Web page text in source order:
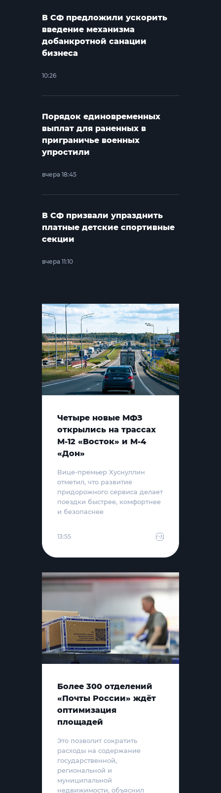
В СФ предложили ускорить
введение механизма
добанкротной санации
бизнеса
10:26
Порядок единовременных
выплат для раненных в
приграничье военных
упростили
вчера 18:45
В СФ призвали упразднить
платные детские спортивные
секции
вчера 11:10
Четыре новые МФЗ
открылись на трассах
М-12 «Восток» и М-4
«Дон»
Вице-премьер Хуснуллин
отметил, что развитие
придорожного сервиса делает
поездки быстрее, комфортнее
и безопаснее
13:55
Более 300 отделений
«Почты России» ждёт
оптимизация
площадей
Это позволит сократить
расходы на содержание
государственной,
региональной и
муниципальной
недвижимости, объяснил